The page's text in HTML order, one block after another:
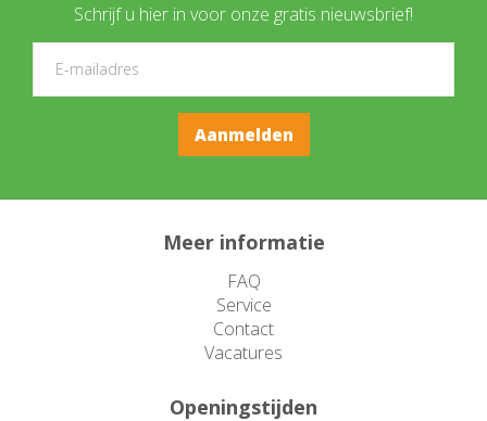
Schrijf u hier in voor onze gratis nieuwsbrief!
Meer informatie
FAQ
Service
Contact
Vacatures
Openingstijden